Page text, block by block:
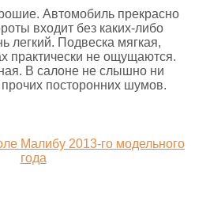
Автомобиль прекрасно
входит без каких-либо
легкий. Подвеска мягкая,
практически не ощущаются.
В салоне не слышно ни
посторонних шумов.